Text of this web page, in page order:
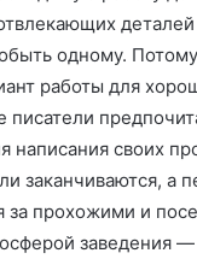
одному.
работы для
писатели
написания своих
заканчиваются, а
за прохожими и
заведения